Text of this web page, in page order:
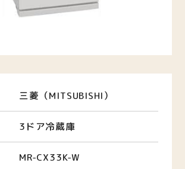
三菱（MITSUBISHI）
3ドア冷蔵庫
MR-CX33K-W